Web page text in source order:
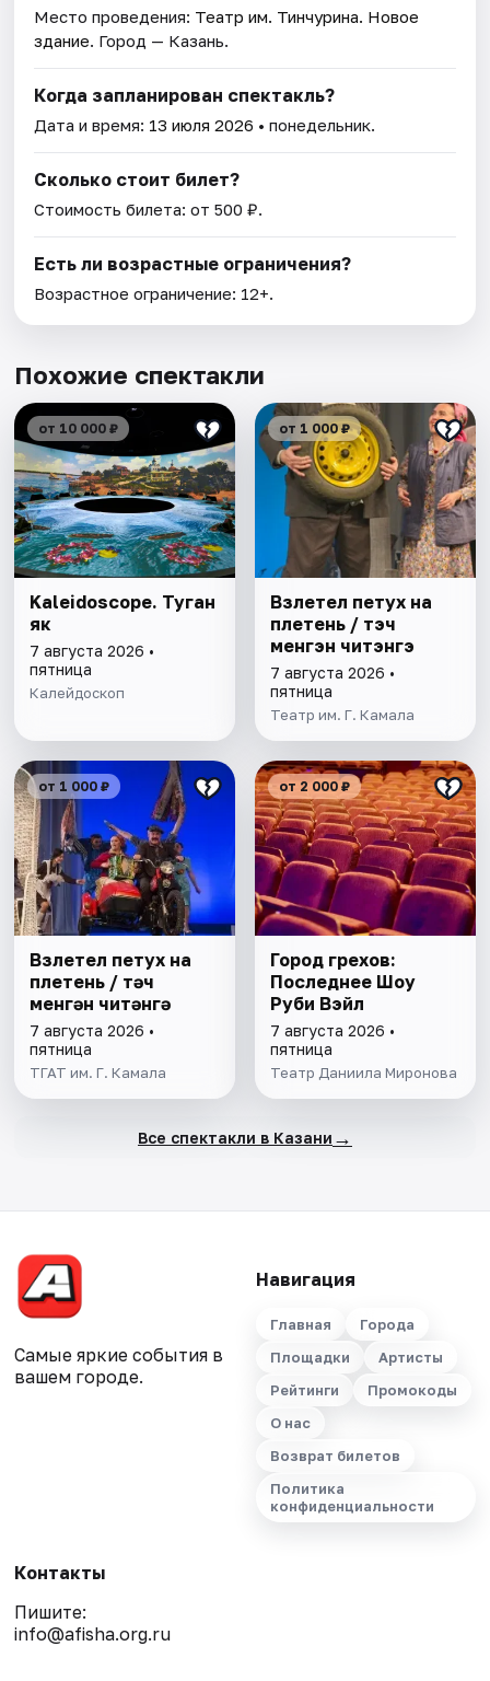
Место проведения: Театр им. Тинчурина. Новое
здание. Город — Казань.
Когда запланирован спектакль?
Дата и время: 13 июля 2026 • понедельник.
Сколько стоит билет?
Стоимость билета: от 500 ₽.
Есть ли возрастные ограничения?
Возрастное ограничение: 12+.
Похожие спектакли
от 10 000 ₽
Kaleidoscope. Туган
як
7 августа 2026 •
пятница
Калейдоскоп
от 1 000 ₽
Взлетел петух на
плетень / Әтэч
менгэн читэнгэ
7 августа 2026 •
пятница
Театр им. Г. Камала
от 1 000 ₽
Взлетел петух на
плетень / Әтәч
менгән читәнгә
7 августа 2026 •
пятница
ТГАТ им. Г. Камала
от 2 000 ₽
Город грехов:
Последнее Шоу
Руби Вэйл
7 августа 2026 •
пятница
Театр Даниила Миронова
Все спектакли в Казани →
Самые яркие события в
вашем городе.
Навигация
Главная
Города
Площадки
Артисты
Рейтинги
Промокоды
О нас
Возврат билетов
Политика
конфиденциальности
Контакты
Пишите:
info@afisha.org.ru